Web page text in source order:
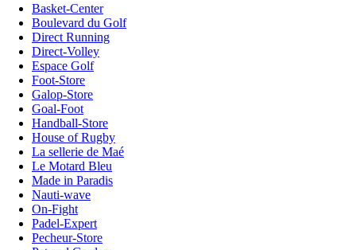
Basket-Center
Boulevard du Golf
Direct Running
Direct-Volley
Espace Golf
Foot-Store
Galop-Store
Goal-Foot
Handball-Store
House of Rugby
La sellerie de Maé
Le Motard Bleu
Made in Paradis
Nauti-wave
On-Fight
Padel-Expert
Pecheur-Store